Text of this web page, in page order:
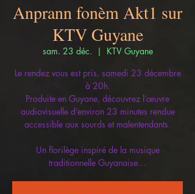
Anprann fonèm Akt1 sur
KTV Guyane
sam. 23 déc.
  |
KTV Guyane
Le rendez vous est pris, samedi 23 décembre
à 20h.
Produite en Guyane, découvrez l’œuvre
audiovisuelle d’environ 23 minutes rendue
accessible aux sourds et malentendants.
Un florilège inspiré de la musique
traditionnelle Guyanaise…